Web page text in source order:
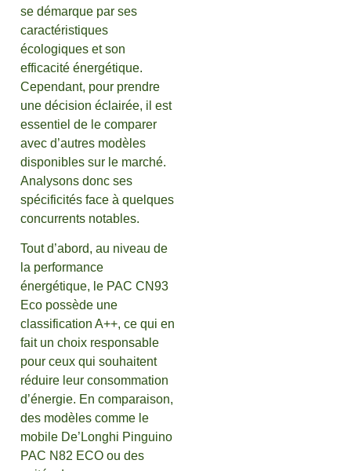
se démarque par ses
caractéristiques
écologiques et son
efficacité énergétique.
Cependant, pour prendre
une décision éclairée, il est
essentiel de le comparer
avec d’autres modèles
disponibles sur le marché.
Analysons donc ses
spécificités face à quelques
concurrents notables.
Tout d’abord, au niveau de
la performance
énergétique, le PAC CN93
Eco possède une
classification A++, ce qui en
fait un choix responsable
pour ceux qui souhaitent
réduire leur consommation
d’énergie. En comparaison,
des modèles comme le
mobile De’Longhi Pinguino
PAC N82 ECO ou des